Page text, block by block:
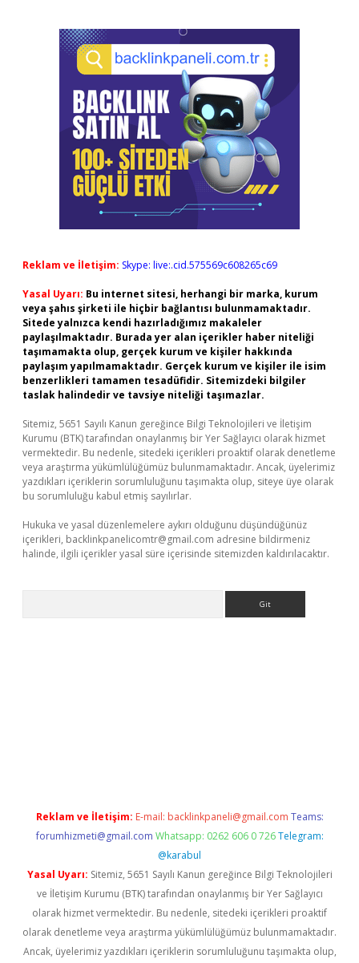
Reklam ve İletişim: Skype: live:.cid.575569c608265c69
Yasal Uyarı: Bu internet sitesi, herhangi bir marka, kurum
veya şahıs şirketi ile hiçbir bağlantısı bulunmamaktadır.
Sitede yalnızca kendi hazırladığımız makaleler
paylaşılmaktadır. Burada yer alan içerikler haber niteliği
taşımamakta olup, gerçek kurum ve kişiler hakkında
paylaşım yapılmamaktadır. Gerçek kurum ve kişiler ile isim
benzerlikleri tamamen tesadüfidir. Sitemizdeki bilgiler
taslak halindedir ve tavsiye niteliği taşımazlar.
Sitemiz, 5651 Sayılı Kanun gereğince Bilgi Teknolojileri ve İletişim
Kurumu (BTK) tarafından onaylanmış bir Yer Sağlayıcı olarak hizmet
vermektedir. Bu nedenle, sitedeki içerikleri proaktif olarak denetleme
veya araştırma yükümlülüğümüz bulunmamaktadır. Ancak, üyelerimiz
yazdıkları içeriklerin sorumluluğunu taşımakta olup, siteye üye olarak
bu sorumluluğu kabul etmiş sayılırlar.
Hukuka ve yasal düzenlemelere aykırı olduğunu düşündüğünüz
içerikleri, backlinkpanelicomtr@gmail.com adresine bildirmeniz
halinde, ilgili içerikler yasal süre içerisinde sitemizden kaldırılacaktır.
Reklam ve İletişim: E-mail: backlinkpaneli@gmail.com Teams:
forumhizmeti@gmail.com Whatsapp: 0262 606 0 726 Telegram:
@karabul
Yasal Uyarı: Sitemiz, 5651 Sayılı Kanun gereğince Bilgi Teknolojileri
ve İletişim Kurumu (BTK) tarafından onaylanmış bir Yer Sağlayıcı
olarak hizmet vermektedir. Bu nedenle, sitedeki içerikleri proaktif
olarak denetleme veya araştırma yükümlülüğümüz bulunmamaktadır.
Ancak, üyelerimiz yazdıkları içeriklerin sorumluluğunu taşımakta olup,